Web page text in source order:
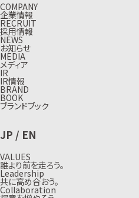
COMPANY
企業情報
RECRUIT
採用情報
NEWS
お知らせ
MEDIA
メディア
IR
IR情報
BRAND
BOOK
ブランドブック
JP / EN
VALUES
誰より前を走ろう。
Leadership
共に高め合おう。
Collaboration